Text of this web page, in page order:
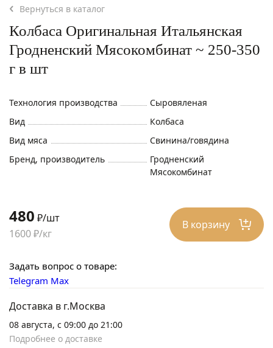
Вернуться в каталог
Колбаса Оригинальная Итальянская
Гродненский Мясокомбинат ~ 250-350
г в шт
Технология производства
Сыровяленая
Вид
Колбаса
Вид мяса
Свинина/говядина
Бренд, производитель
Гродненский
Мясокомбинат
480 ₽/шт
1600 ₽/кг
В корзину
Задать вопрос о товаре:
Telegram Max
Доставка в г.Москва
08 августа, с 09:00 до 21:00
Подробнее о доставке